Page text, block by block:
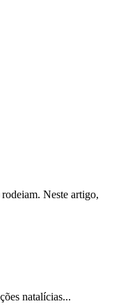
Neste artigo,
natalícias...